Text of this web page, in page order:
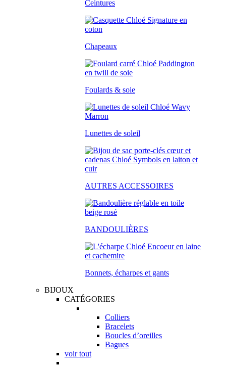
Ceintures
Chapeaux
Foulards & soie
Lunettes de soleil
AUTRES ACCESSOIRES
BANDOULIÈRES
Bonnets, écharpes et gants
BIJOUX
CATÉGORIES
Colliers
Bracelets
Boucles d’oreilles
Bagues
voir tout